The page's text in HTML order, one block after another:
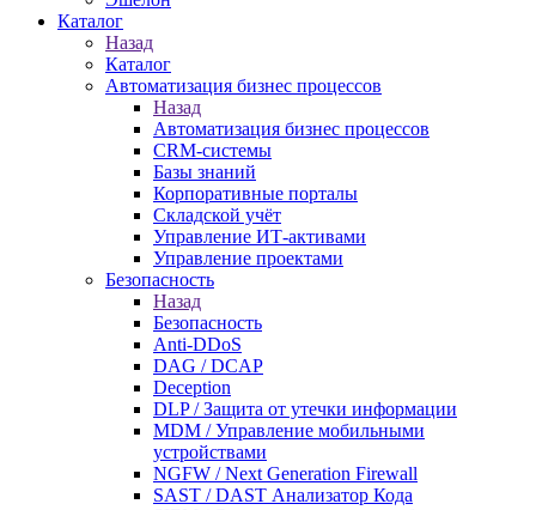
Каталог
Назад
Каталог
Автоматизация бизнес процессов
Назад
Автоматизация бизнес процессов
CRM-системы
Базы знаний
Корпоративные порталы
Складской учёт
Управление ИТ-активами
Управление проектами
Безопасность
Назад
Безопасность
Anti-DDoS
DAG / DCAP
Deception
DLP / Защита от утечки информации
MDM / Управление мобильными
устройствами
NGFW / Next Generation Firewall
SAST / DAST Анализатор Кода